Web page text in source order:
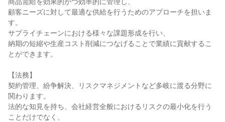
顧客ニーズに対して最適な供給を行うためのアプローチを担いま
す。
サプライチェーンにおける様々な課題形成を行い、
納期の短縮や生産コスト削減につなげることで業績に貢献するこ
とができます。
【法務】
契約管理、紛争解決、リスクマネジメントなど多岐に渡る分野に
関わります。
法的な知見を持ち、会社経営全般におけるリスクの最小化を行う
ことだけでなく、